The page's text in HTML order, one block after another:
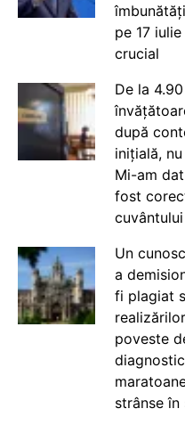
pe 17
crucial
De la
după
inițială,
Mi-am
fost
cuvântului
Un
a
fi plagiat
poveste
strânse